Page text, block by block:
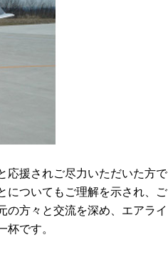
応援されご尽力いただいた方で
についてもご理解を示され、ご
の方々と交流を深め、エアライ
です。